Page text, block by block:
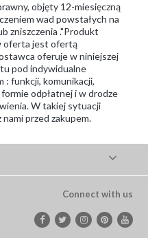
objęty 12-miesięczną
wad powstałych na
zniszczenia ."Produkt
oferta jest ofertą
oferuje w niniejszej
pod indywidualne
: funkcji, komunikacji,
odpłatnej i w drodze
W takiej sytuacji
przed zakupem.
Connect with us